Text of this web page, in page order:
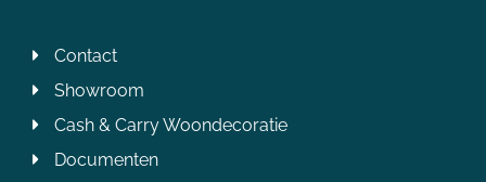
Contact
Showroom
Cash & Carry Woondecoratie
Documenten